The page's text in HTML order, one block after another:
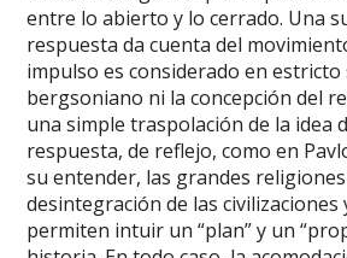
entre lo abierto y lo cerrado. Una
respuesta da cuenta del
impulso es considerado en estricto
bergsoniano ni la concepción del
una simple traspolación de la idea
respuesta, de reflejo, como en
su entender, las grandes
desintegración de las civilizaciones
permiten intuir un “plan” y un